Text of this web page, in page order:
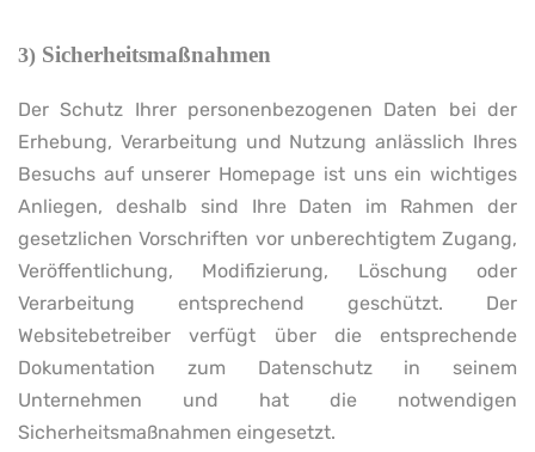
3) Sicherheitsmaßnahmen
Der Schutz Ihrer personenbezogenen Daten bei der
Erhebung, Verarbeitung und Nutzung anlässlich Ihres
Besuchs auf unserer Homepage ist uns ein wichtiges
Anliegen, deshalb sind Ihre Daten im Rahmen der
gesetzlichen Vorschriften vor unberechtigtem Zugang,
Veröffentlichung, Modifizierung, Löschung oder
Verarbeitung entsprechend geschützt. Der
Websitebetreiber verfügt über die entsprechende
Dokumentation zum Datenschutz in seinem
Unternehmen und hat die notwendigen
Sicherheitsmaßnahmen eingesetzt.